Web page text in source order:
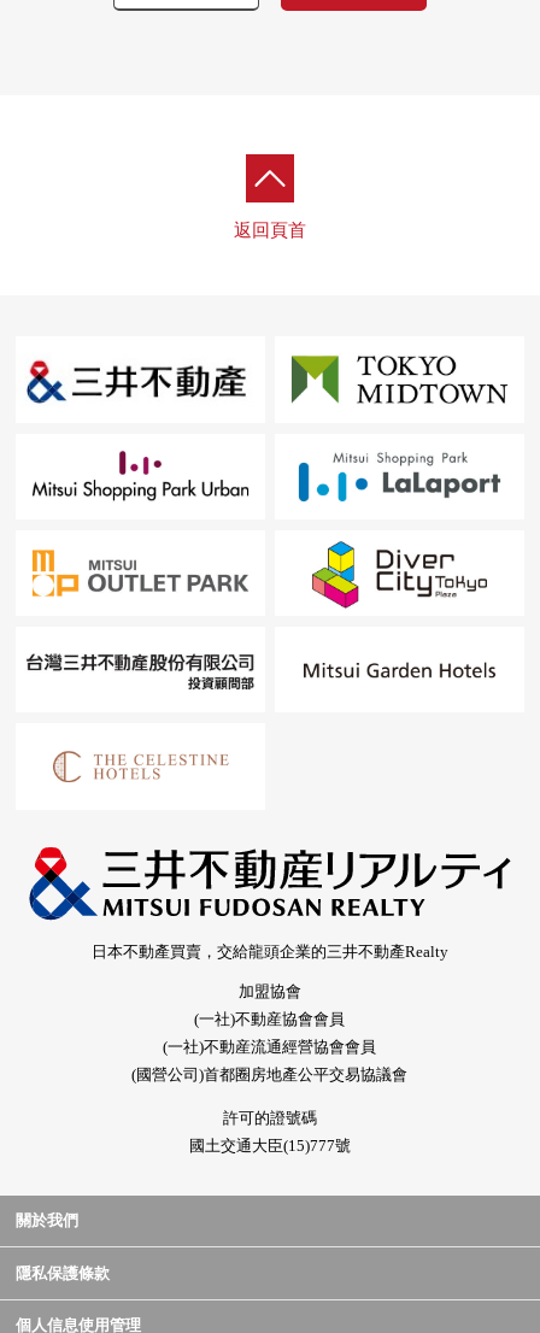
返回頁首
日本不動產買賣，交給龍頭企業的三井不動產Realty
加盟協會
(一社)不動産協會會員
(一社)不動産流通經營協會會員
(國營公司)首都圈房地產公平交易協議會
許可的證號碼
國土交通大臣(15)777號
關於我們
隱私保護條款
個人信息使用管理